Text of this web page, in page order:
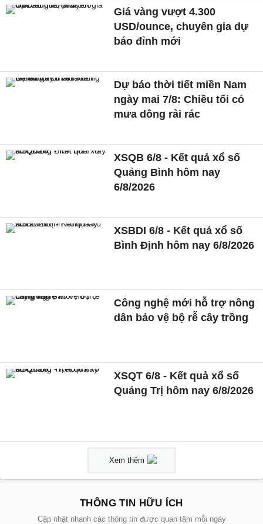
Giá vàng vượt 4.300
USD/ounce, chuyên gia dự
báo đỉnh mới
Dự báo thời tiết miền Nam
ngày mai 7/8: Chiều tối có
mưa dông rải rác
XSQB 6/8 - Kết quả xổ số
Quảng Bình hôm nay
6/8/2026
XSBDI 6/8 - Kết quả xổ số
Bình Định hôm nay 6/8/2026
Công nghệ mới hỗ trợ nông
dân bảo vệ bộ rễ cây trồng
XSQT 6/8 - Kết quả xổ số
Quảng Trị hôm nay 6/8/2026
Xem thêm
THÔNG TIN HỮU ÍCH
Cập nhật nhanh các thông tin được quan tâm mỗi ngày